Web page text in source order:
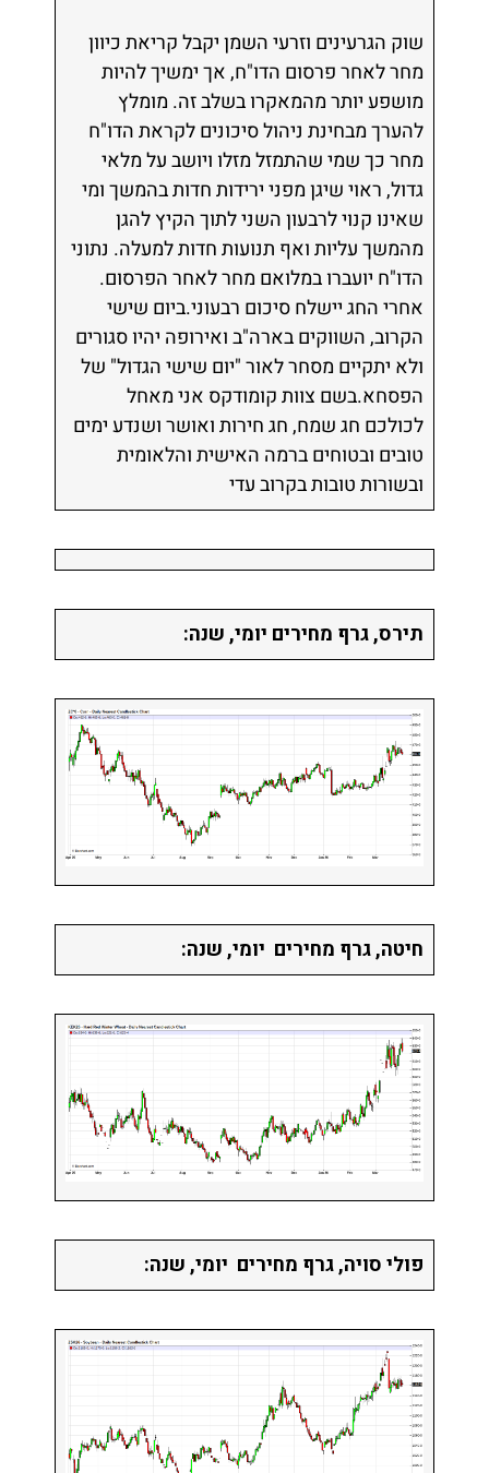
שוק הגרעינים וזרעי השמן יקבל קריאת כיוון
מחר לאחר פרסום הדו"ח, אך ימשיך להיות
מושפע יותר מהמאקרו בשלב זה. מומלץ
להערך מבחינת ניהול סיכונים לקראת הדו"ח
מחר כך שמי שהתמזל מזלו ויושב על מלאי
גדול, ראוי שיגן מפני ירידות חדות בהמשך ומי
שאינו קנוי לרבעון השני לתוך הקיץ להגן
מהמשך עליות ואף תנועות חדות למעלה. נתוני
הדו"ח יועברו במלואם מחר לאחר הפרסום.
אחרי החג יישלח סיכום רבעוני.ביום שישי
הקרוב, השווקים בארה"ב ואירופה יהיו סגורים
ולא יתקיים מסחר לאור "יום שישי הגדול" של
הפסחא.בשם צוות קומודקס אני מאחל
לכולכם חג שמח, חג חירות ואושר ושנדע ימים
טובים ובטוחים ברמה האישית והלאומית
ובשורות טובות בקרוב עדי
תירס, גרף מחירים יומי, שנה:
חיטה, גרף מחירים יומי, שנה:
פולי סויה, גרף מחירים יומי, שנה: